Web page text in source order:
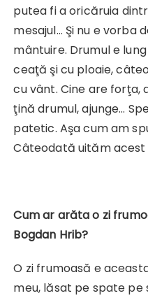
putea fi a oricăruia
mesajul… Şi nu e vorba
mântuire. Drumul e
ceaţă şi cu ploaie,
cu vânt. Cine are forţa,
ţină drumul, ajunge…
patetic. Aşa cum am
Câteodată uităm acest
Cum ar arăta o zi
Bogdan Hrib?
O zi frumoasă e
meu, lăsat pe spate pe